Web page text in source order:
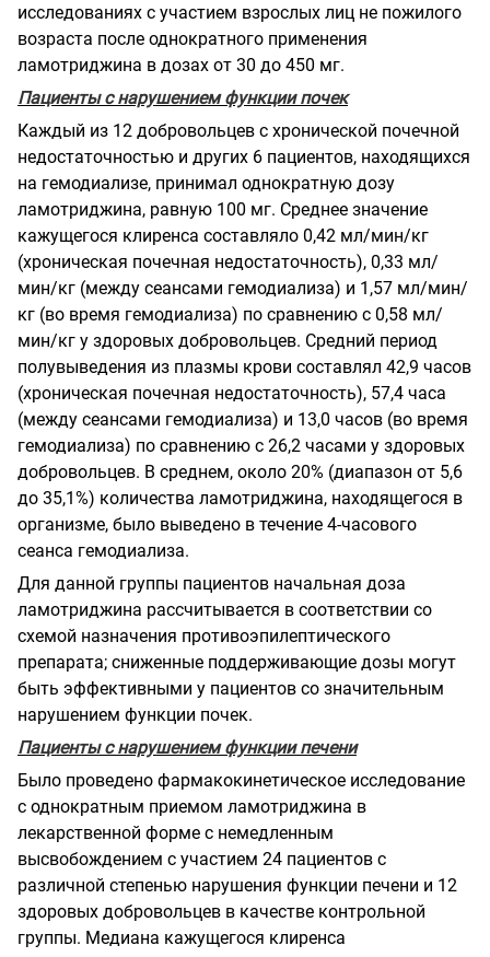
исследованиях с участием взрослых лиц не пожилого
возраста после однократного применения
ламотриджина в дозах от 30 до 450 мг.
Пациенты с нарушением функции почек
Каждый из 12 добровольцев с хронической почечной
недостаточностью и других 6 пациентов, находящихся
на гемодиализе, принимал однократную дозу
ламотриджина, равную 100 мг. Среднее значение
кажущегося клиренса составляло 0,42 мл/мин/кг
(хроническая почечная недостаточность), 0,33 мл/
мин/кг (между сеансами гемодиализа) и 1,57 мл/мин/
кг (во время гемодиализа) по сравнению с 0,58 мл/
мин/кг у здоровых добровольцев. Средний период
полувыведения из плазмы крови составлял 42,9 часов
(хроническая почечная недостаточность), 57,4 часа
(между сеансами гемодиализа) и 13,0 часов (во время
гемодиализа) по сравнению с 26,2 часами у здоровых
добровольцев. В среднем, около 20% (диапазон от 5,6
до 35,1%) количества ламотриджина, находящегося в
организме, было выведено в течение 4-часового
сеанса гемодиализа.
Для данной группы пациентов начальная доза
ламотриджина рассчитывается в соответствии со
схемой назначения противоэпилептического
препарата; сниженные поддерживающие дозы могут
быть эффективными у пациентов со значительным
нарушением функции почек.
Пациенты с нарушением функции печени
Было проведено фармакокинетическое исследование
с однократным приемом ламотриджина в
лекарственной форме с немедленным
высвобождением с участием 24 пациентов с
различной степенью нарушения функции печени и 12
здоровых добровольцев в качестве контрольной
группы. Медиана кажущегося клиренса